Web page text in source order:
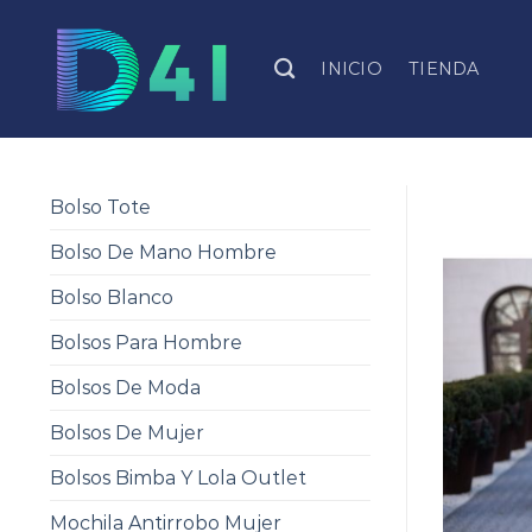
content
INICIO TIENDA
Bolso Tote
Bolso De Mano Hombre
Bolso Blanco
Bolsos Para Hombre
Bolsos De Moda
Bolsos De Mujer
Bolsos Bimba Y Lola Outlet
Mochila Antirrobo Mujer